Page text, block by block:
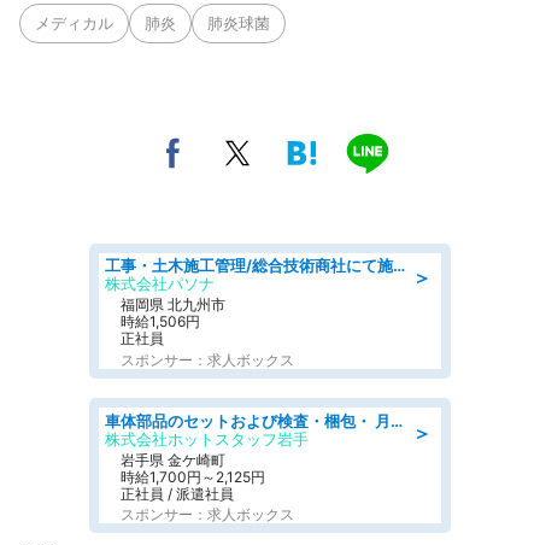
メディカル 肺炎 肺炎球菌
＞
工事・土木施工管理/総合技術商社にて施工管理のお仕事/即日勤務可/車通勤可/工事・土木施工管理/生産・品質管理
株式会社パソナ
福岡県 北九州市
時給1,506円
正社員
スポンサー：求人ボックス
＞
車体部品のセットおよび検査・梱包・ 月収32万可!自動車部品の組付け・検査 家賃補助あり 長期安定/日払いOK
株式会社ホットスタッフ岩手
岩手県 金ケ崎町
時給1,700円～2,125円
正社員 / 派遣社員
スポンサー：求人ボックス